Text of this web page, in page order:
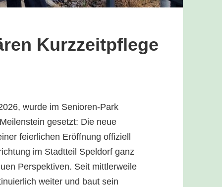
Kurzzeitpflege
wurde im Senioren-Park
gesetzt: Die neue
feierlichen Eröffnung offiziell
im Stadtteil Speldorf ganz
Perspektiven. Seit mittlerweile
weiter und baut sein